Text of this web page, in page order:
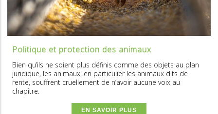
Politique et protection des animaux
Bien qu’ils ne soient plus définis comme des objets au plan
juridique, les animaux, en particulier les animaux dits de
rente, souffrent cruellement de n’avoir aucune voix au
chapitre.
EN SAVOIR PLUS